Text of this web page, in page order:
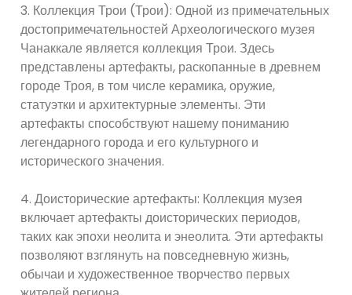
3. Коллекция Трои (Трои): Одной из примечательных
достопримечательностей Археологического музея
Чанаккале является коллекция Трои. Здесь
представлены артефакты, раскопанные в древнем
городе Троя, в том числе керамика, оружие,
статуэтки и архитектурные элементы. Эти
артефакты способствуют нашему пониманию
легендарного города и его культурного и
исторического значения.
4. Доисторические артефакты: Коллекция музея
включает артефакты доисторических периодов,
таких как эпохи неолита и энеолита. Эти артефакты
позволяют взглянуть на повседневную жизнь,
обычаи и художественное творчество первых